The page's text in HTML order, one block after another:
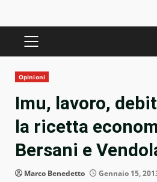
PRIMARY
Opinioni
Imu, lavoro,
la ricetta
Bersani e
Marco Benedetto Gennaio 15,